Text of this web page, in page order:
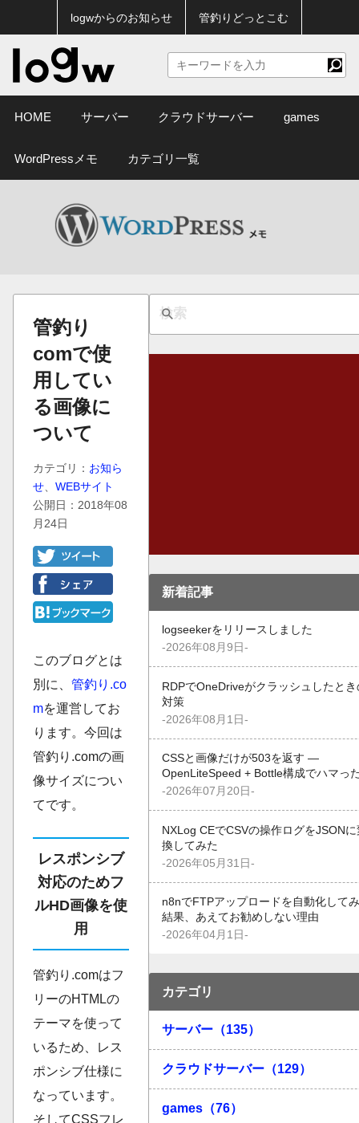
logwからのお知らせ 管釣りどっとこむ
HOME サーバー クラウドサーバー games
WordPressメモ カテゴリ一覧
管釣り
comで使
用してい
る画像に
ついて
カテゴリ： お知ら
せ
WEBサイト
公開日：2018年08
月24日
このブログとは
別に、 管釣り.co
mを運営してお
ります。今回は
管釣り.comの画
像サイズについ
てです。
レスポンシブ
対応のためフ
ルHD画像を使
用
管釣り.comはフ
リーのHTMLの
テーマを使って
いるため、レス
ポンシブ仕様に
なっています。
そしてCSSフレ
新着記事
logseekerをリリースしました
-2026年08月9日-
RDPでOneDriveがクラッシュしたとき
対策
-2026年08月1日-
CSSと画像だけが503を返す —
OpenLiteSpeed + Bottle構成でハマっ
-2026年07月20日-
NXLog CEでCSVの操作ログをJSONに
換してみた
-2026年05月31日-
n8nでFTPアップロードを自動化して
結果、あえてお勧めしない理由
-2026年04月1日-
カテゴリ
サーバー（135）
クラウドサーバー（129）
games（76）